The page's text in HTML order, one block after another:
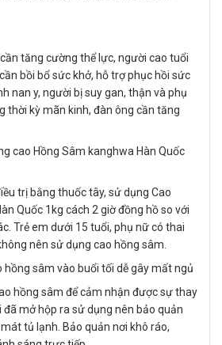
tăng cường thể lực, người cao tuổi
bồi bổ sức khở, hỗ trợ phục hồi sức
nan y, người bị suy gan, thận và phụ
thời kỳ mãn kinh, đàn ông cần tăng
cao Hồng Sâm kanghwa Hàn Quốc
trị bằng thuốc tây, sử dụng Cao
Quốc 1kg cách 2 giờ đồng hồ so với
Trẻ em dưới 15 tuổi, phụ nữ có thai
nên sử dụng cao hồng sâm.
hồng sâm vào buổi tối dễ gây mất ngủ
hồng sâm để cảm nhận được sự thay
đã mở hộp ra sử dụng nên bảo quản
tủ lạnh. Bảo quản nơi khô ráo,